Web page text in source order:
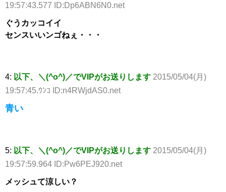
19:57:43.577 ID:Dp6ABN6N0.net
ぐうカッコイイ
センスいいンゴねぇ・・・
4: 以下、＼(^o^)／でVIPがお送りします 2015/05/04(月)
19:57:45.ｳﾝｺ ID:n4RWjdAS0.net
青い
5: 以下、＼(^o^)／でVIPがお送りします 2015/05/04(月)
19:57:59.964 ID:Pw6PEJ920.net
メッシュて涼しい？